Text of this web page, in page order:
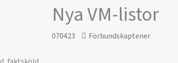
Nya VM-listor
070423 Förbundskaptener